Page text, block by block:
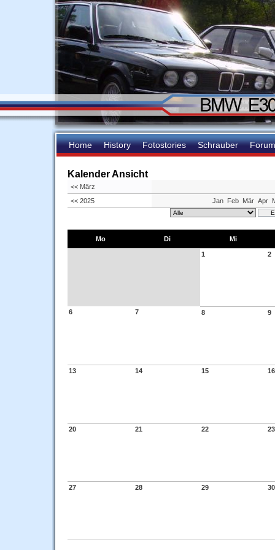
Home History Fotostories Schrauber Forum
Kalender Ansicht
<< März
<< 2025
Jan Feb Mär Apr
Mo Di Mi
1 2
6 7 8 9
13 14 15 16
20 21 22 23
27 28 29 30